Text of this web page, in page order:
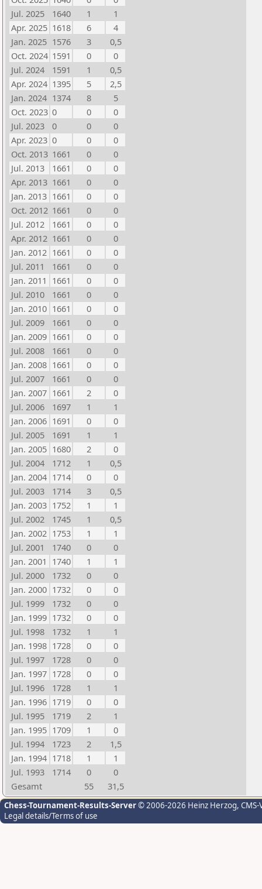
Jul. 2025
1640 1
1
Apr. 2025 1618 6
4
Jan. 2025 1576 3
0,5
Oct. 2024 1591 0
0
Jul. 2024
1591 1
0,5
Apr. 2024 1395 5
2,5
Jan. 2024 1374 8
5
Oct. 2023 0 0
0
Jul. 2023
0 0
0
Apr. 2023 0 0
0
Oct. 2013 1661 0
0
Jul. 2013
1661 0
0
Apr. 2013 1661 0
0
Jan. 2013 1661 0
0
Oct. 2012 1661 0
0
Jul. 2012
1661 0
0
Apr. 2012 1661 0
0
Jan. 2012 1661 0
0
Jul. 2011
1661 0
0
Jan. 2011 1661 0
0
Jul. 2010
1661 0
0
Jan. 2010 1661 0
0
Jul. 2009
1661 0
0
Jan. 2009 1661 0
0
Jul. 2008
1661 0
0
Jan. 2008 1661 0
0
Jul. 2007
1661 0
0
Jan. 2007 1661 2
0
Jul. 2006
1697 1
1
Jan. 2006 1691 0
0
Jul. 2005
1691 1
1
Jan. 2005 1680 2
0
Jul. 2004
1712 1
0,5
Jan. 2004 1714 0
0
Jul. 2003
1714 3
0,5
Jan. 2003 1752 1
1
Jul. 2002
1745 1
0,5
Jan. 2002 1753 1
1
Jul. 2001
1740 0
0
Jan. 2001 1740 1
1
Jul. 2000
1732 0
0
Jan. 2000 1732 0
0
Jul. 1999
1732 0
0
Jan. 1999 1732 0
0
Jul. 1998
1732 1
1
Jan. 1998 1728 0
0
Jul. 1997
1728 0
0
Jan. 1997 1728 0
0
Jul. 1996
1728 1
1
Jan. 1996 1719 0
0
Jul. 1995
1719 2
1
Jan. 1995 1709 1
0
Jul. 1994
1723 2
1,5
Jan. 1994 1718 1
1
Jul. 1993
1714 0
0
Gesamt
55 31,5
Chess-Tournament-Results-Server© 2006-2026 Heinz Herzog,
Legal details/Terms of use